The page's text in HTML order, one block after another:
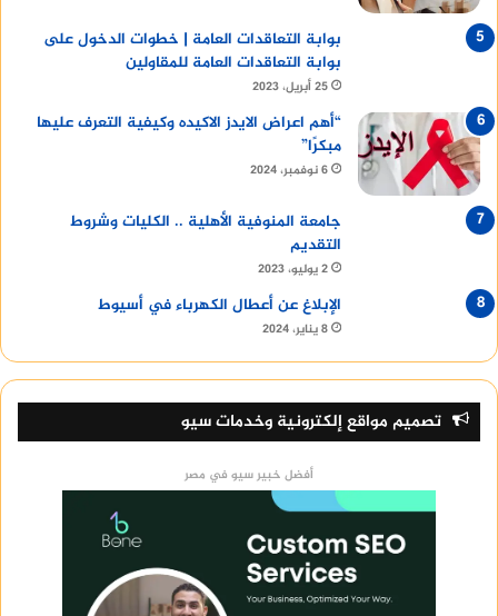
بوابة التعاقدات العامة | خطوات الدخول على
بوابة التعاقدات العامة للمقاولين
25 أبريل، 2023
“أهم اعراض الايدز الاكيده وكيفية التعرف عليها
مبكرًا”
6 نوفمبر، 2024
جامعة المنوفية الأهلية .. الكليات وشروط
التقديم
2 يوليو، 2023
الإبلاغ عن أعطال الكهرباء في أسيوط
8 يناير، 2024
تصميم مواقع إلكترونية وخدمات سيو
أفضل خبير سيو في مصر